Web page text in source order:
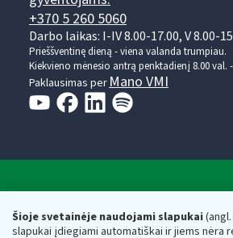
Šioje svetainėje naudojami slapukai
slapukai įdiegiami automatiškai ir jiems nėra
+370 5 260 5060
Darbo laikas: I-IV 8.00-17.00, V 8.00-
Prieššventinę dieną - viena valanda trumpiau.
Kiekvieno mėnesio antrą penktadienį 8.00 val.
Paklausimas perMano VMI
Valstybinė mokesčių inspekcija
Respublikos finansų ministerijos